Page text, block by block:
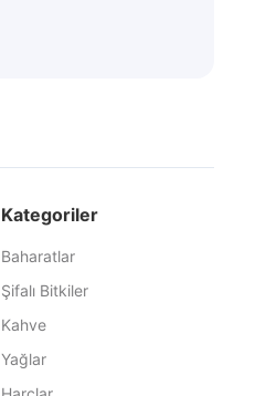
Kategoriler
Baharatlar
Şifalı Bitkiler
Kahve
Yağlar